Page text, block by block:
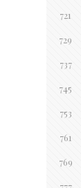
721
729
737
745
753
761
769